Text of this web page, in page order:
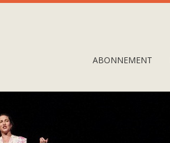
ABONNEMENT